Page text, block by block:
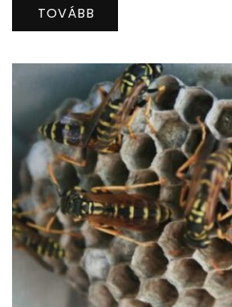
TOVÁBB